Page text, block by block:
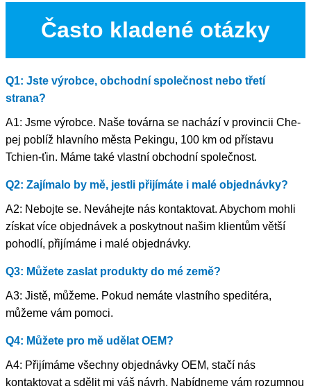
Často kladené otázky
Q1: Jste výrobce, obchodní společnost nebo třetí
strana?
A1: Jsme výrobce. Naše továrna se nachází v provincii Che-
pej poblíž hlavního města Pekingu, 100 km od přístavu
Tchien-ťin. Máme také vlastní obchodní společnost.
Q2: Zajímalo by mě, jestli přijímáte i malé objednávky?
A2: Nebojte se. Neváhejte nás kontaktovat. Abychom mohli
získat více objednávek a poskytnout našim klientům větší
pohodlí, přijímáme i malé objednávky.
Q3: Můžete zaslat produkty do mé země?
A3: Jistě, můžeme. Pokud nemáte vlastního speditéra,
můžeme vám pomoci.
Q4: Můžete pro mě udělat OEM?
A4: Přijímáme všechny objednávky OEM, stačí nás
kontaktovat a sdělit mi váš návrh. Nabídneme vám rozumnou